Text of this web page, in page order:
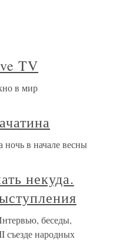
TV
в мир
в начале весны
некуда.
беседы,
съезде народных